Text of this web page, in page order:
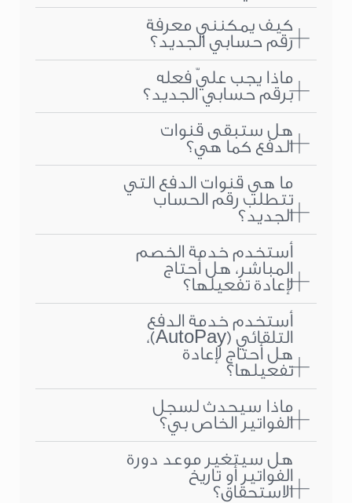
كيف يمكنني معرفة
رقم حسابي الجديد؟
ماذا يجب عليّ فعله
برقم حسابي الجديد؟
هل ستبقى قنوات
الدفع كما هي؟
ما هي قنوات الدفع التي
تتطلب رقم الحساب
الجديد؟
أستخدم خدمة الخصم
المباشر، هل أحتاج
لإعادة تفعيلها؟
أستخدم خدمة الدفع
التلقائي (AutoPay)،
هل أحتاج لإعادة
تفعيلها؟
ماذا سيحدث لسجل
الفواتير الخاص بي؟
هل سيتغير موعد دورة
الفواتير أو تاريخ
الاستحقاق؟